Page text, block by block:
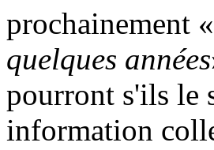
prochainement «
quelques années
pourront s'ils le
information